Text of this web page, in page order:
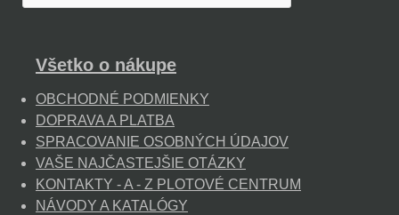
Všetko o nákupe
OBCHODNÉ PODMIENKY
DOPRAVA A PLATBA
SPRACOVANIE OSOBNÝCH ÚDAJOV
VAŠE NAJČASTEJŠIE OTÁZKY
KONTAKTY - A - Z PLOTOVÉ CENTRUM
NÁVODY A KATALÓGY